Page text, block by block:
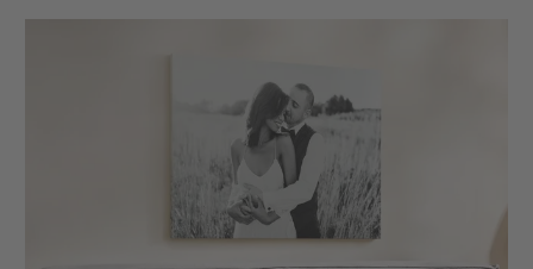
Coffeetable Book «Art Collection»
Zubehör
Wandgestaltung
Zubehör
Neuheiten